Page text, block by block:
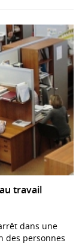
travail
dans une
des personnes